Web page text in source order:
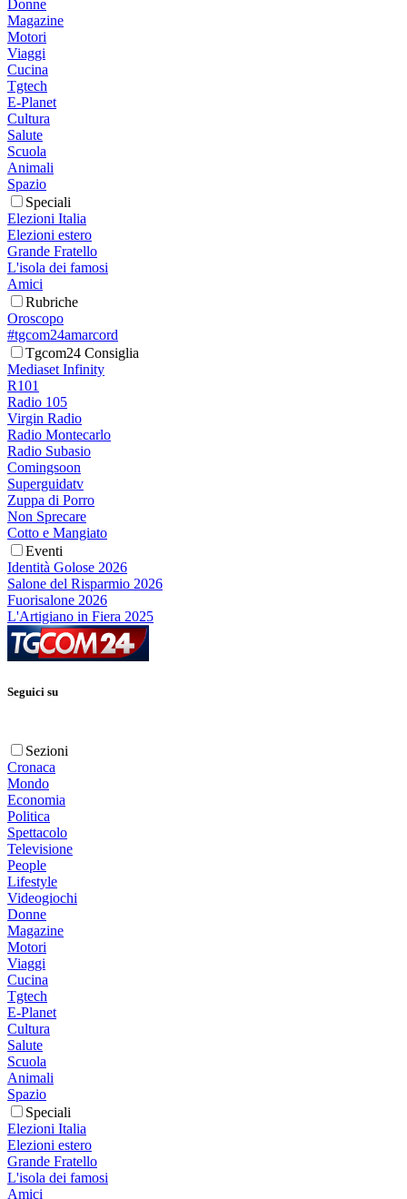
Donne
Magazine
Motori
Viaggi
Cucina
Tgtech
E-Planet
Cultura
Salute
Scuola
Animali
Spazio
Speciali
Elezioni Italia
Elezioni estero
Grande Fratello
L'isola dei famosi
Amici
Rubriche
Oroscopo
#tgcom24amarcord
Tgcom24 Consiglia
Mediaset Infinity
R101
Radio 105
Virgin Radio
Radio Montecarlo
Radio Subasio
Comingsoon
Superguidatv
Zuppa di Porro
Non Sprecare
Cotto e Mangiato
Eventi
Identità Golose 2026
Salone del Risparmio 2026
Fuorisalone 2026
L'Artigiano in Fiera 2025
Seguici su
Sezioni
Cronaca
Mondo
Economia
Politica
Spettacolo
Televisione
People
Lifestyle
Videogiochi
Donne
Magazine
Motori
Viaggi
Cucina
Tgtech
E-Planet
Cultura
Salute
Scuola
Animali
Spazio
Speciali
Elezioni Italia
Elezioni estero
Grande Fratello
L'isola dei famosi
Amici